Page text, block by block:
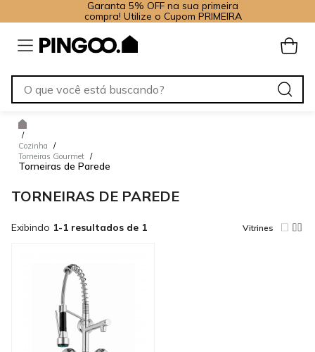
Garanta 5% OFF na sua primeira
compra! Utilize o Cupom PRIMEIRA
/
Cozinha
/
Torneiras Gourmet /
Torneiras de Parede
TORNEIRAS DE PAREDE
Exibindo 1-1 resultados de 1 Vitrines